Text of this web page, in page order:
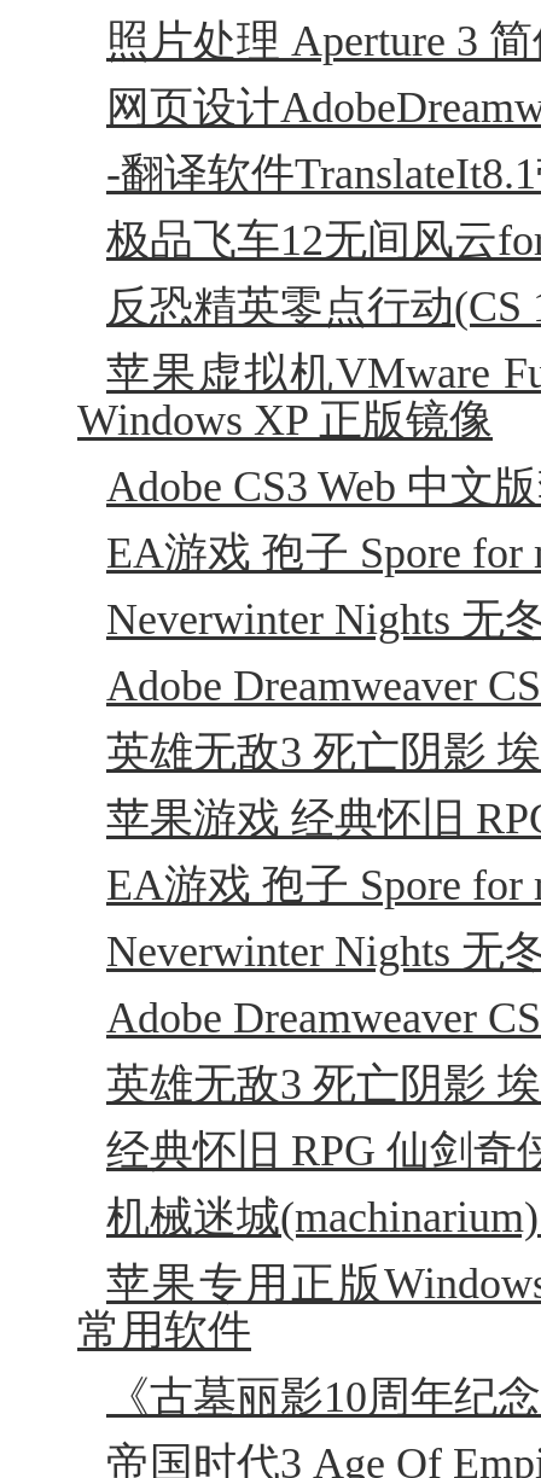
照片处理 Aperture 3
网页设计
-翻译软件
极品飞车12无间风云
反恐精英零点行动(CS
苹果虚拟机VMware
Windows XP 正版镜像
Adobe CS3 Web 中文
EA游戏 孢子 Spore
Neverwinter Nights 无
Adobe Dreamweaver
英雄无敌3 死亡阴影
苹果游戏 经典怀旧
EA游戏 孢子 Spore
Neverwinter Nights 无
Adobe Dreamweaver
英雄无敌3 死亡阴影
经典怀旧 RPG 仙剑奇
机械迷城
苹果专用正版
常用软件
《古墓丽影10周年纪
帝国时代3 Age Of